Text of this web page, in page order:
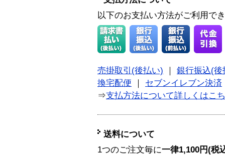
以下のお支払い方法がご利用で
売掛取引(後払い)
銀行振込(後
換宅配便
セブンイレブン決済
⇒支払方法について詳しくはこ
送料について
1つのご注文毎に一律1,100円(税